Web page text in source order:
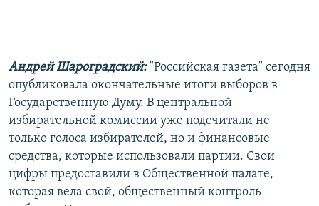
ПОДПИШИТЕСЬ НА РАССЫЛКУ
СОЦИАЛЬНЫЕ СЕТИ
Андрей Шароградский: "Российская газета" сегодня
опубликовала окончательные итоги выборов в
Государственную Думу. В центральной
избирательной комиссии уже подсчитали не
только голоса избирателей, но и финансовые
средства, которые использовали партии. Свои
цифры предоставили в Общественной палате,
которая вела свой, общественный контроль